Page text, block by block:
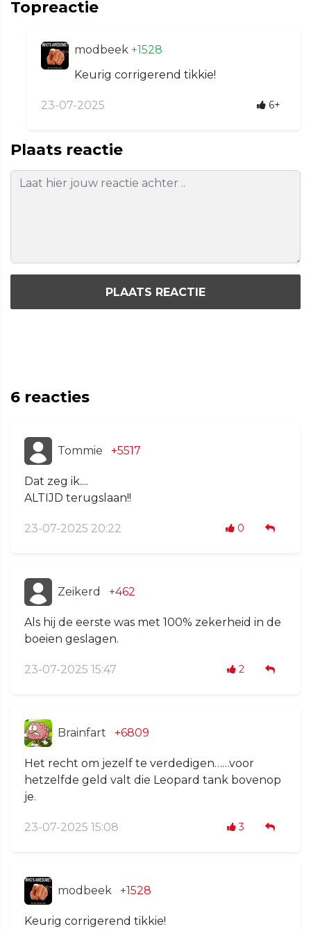
Topreactie
modbeek +1528
Keurig corrigerend tikkie!
23-07-2025 6+
Plaats reactie
PLAATS REACTIE
6 reacties
Tommie +5517
Dat zeg ik....
ALTIJD terugslaan!!
23-07-2025 20:22 0
Zeikerd +462
Als hij de eerste was met 100% zekerheid in de
boeien geslagen.
23-07-2025 15:47 2
Brainfart +6809
Het recht om jezelf te verdedigen……voor
hetzelfde geld valt die Leopard tank bovenop
je.
23-07-2025 15:08 3
modbeek +1528
Keurig corrigerend tikkie!